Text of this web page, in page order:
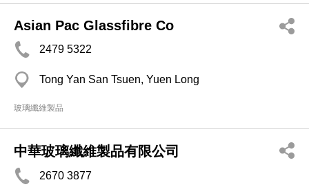
Asian Pac Glassfibre Co
2479 5322
Tong Yan San Tsuen, Yuen Long
玻璃纖維製品
中華玻璃纖維製品有限公司
2670 3877